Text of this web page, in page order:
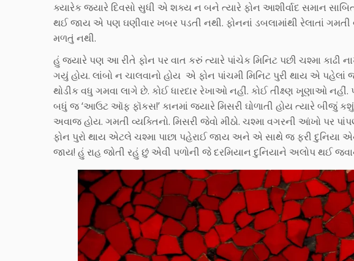
ક્યારેક જ્યારે દિવસો સુધી એ શક્ય ન બને ત્યારે ફોન આશીર્વાદ સમાન
થઈ જાય એ પણ ઘણીવાર ખબર પડતી નથી. ફોનનાં ડબલામાંથી રેલાતાં
મળતું નથી.
હું જ્યારે પણ આ રીતે ફોન પર વાત કરું ત્યારે પાંચેક મિનિટ પછી ચશ્મા કાઢી
ગયું હોય. લાંબો ન ચાલવાનો હોય એ ફોન પાંચમી મિનિટ પુરી થાય એ પહેલાં જ
થોડીક વધુ ગમવા લાગે છે. કોઈ ધારદાર રેખાઓ નહીં. કોઈ તીક્ષ્ણ ખૂણાઓ
બધું જ ‘આઉટ ઑફ ફૉકસ!’ કાનમાં જ્યારે મિસરી ઘોળાતી હોય ત્યારે બીજું
અવાજ હોય. ગમતી વ્યક્તિનો. મિસરી જેવો મીઠો. ચશ્મા વગરની આંખો પર
ફોન પુરો થાય એટલે ચશ્મા પાછા પહેરાઈ જાય અને એ સાથે જ ફરી
જાય! હું રાહ જોતી રહું છું એવી પળોની જે દરમિયાન દુનિયાને અલોપ થઈ